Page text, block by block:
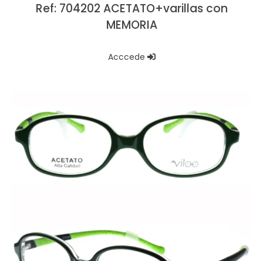
Ref: 704202 ACETATO+varillas con
MEMORIA
Acccede